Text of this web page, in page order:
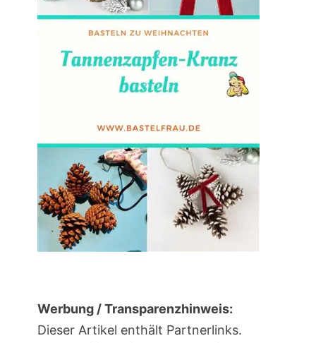
Werbung / Transparenzhinweis:
Dieser Artikel enthält Partnerlinks.